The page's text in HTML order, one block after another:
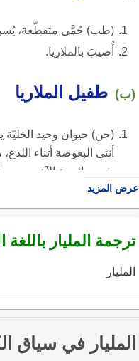
(طب) حُمَّى متقطّعة،
أُصيبَ بالملاريا.
(ب) طفيل الملاريا
(حن) حيوان وحيد الخليّة
أنثى البعوضة أثناء
يقضي الجزء الآخر من
عرض المزيد
ترجمة المليار باللغة
المليار
المليار في سياق